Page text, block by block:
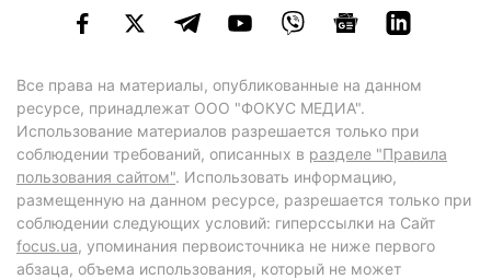
Все права на материалы, опубликованные на данном
ресурсе, принадлежат ООО "ФОКУС МЕДИА".
Использование материалов разрешается только при
соблюдении требований, описанных в разделе "Правила
пользования сайтом". Использовать информацию,
размещенную на данном ресурсе, разрешается только при
соблюдении следующих условий: гиперссылки на Сайт
focus.ua, упоминания первоисточника не ниже первого
абзаца, объема использования, который не может